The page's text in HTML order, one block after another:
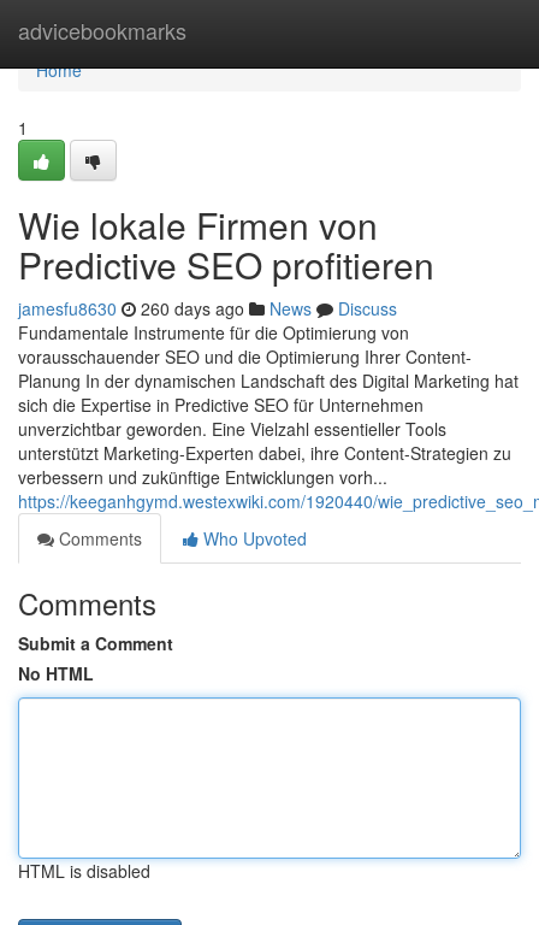
advicebookmarks
Home
Home
1
Wie lokale Firmen von
Predictive SEO profitieren
jamesfu8630 260 days ago News
Discuss
Fundamentale Instrumente für die Optimierung von
vorausschauender SEO und die Optimierung Ihrer Content-
Planung In der dynamischen Landschaft des Digital Marketing hat
sich die Expertise in Predictive SEO für Unternehmen
unverzichtbar geworden. Eine Vielzahl essentieller Tools
unterstützt Marketing-Experten dabei, ihre Content-Strategien zu
verbessern und zukünftige Entwicklungen vorh...
https://keeganhgymd.westexwiki.com/1920440/
Comments
Who Upvoted
Comments
Submit a Comment
No HTML
HTML is disabled